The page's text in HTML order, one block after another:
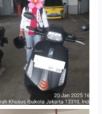
Cityplaza
Jatinegara Gedung
Parkir P6A